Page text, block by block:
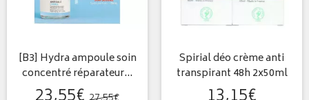
[B3] Hydra ampoule soin
concentré réparateur…
Spirial déo crème anti
transpirant 48h 2x50ml